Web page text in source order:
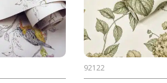
92122